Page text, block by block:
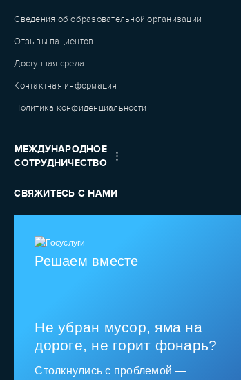
Сведения об образовательной организации
Отзывы пациентов
Доступная среда
Контактная информация
Политика конфиденциальности
МЕЖДУНАРОДНОЕ
СОТРУДНИЧЕСТВО
СВЯЖИТЕСЬ С НАМИ
Решаем вместе
Не убран мусор, яма на
дороге, не горит фонарь?
Столкнулись с проблемой —